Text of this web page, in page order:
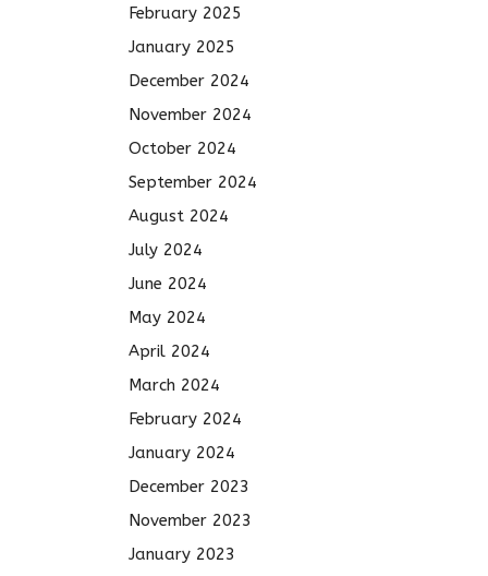
February 2025
January 2025
December 2024
November 2024
October 2024
September 2024
August 2024
July 2024
June 2024
May 2024
April 2024
March 2024
February 2024
January 2024
December 2023
November 2023
January 2023